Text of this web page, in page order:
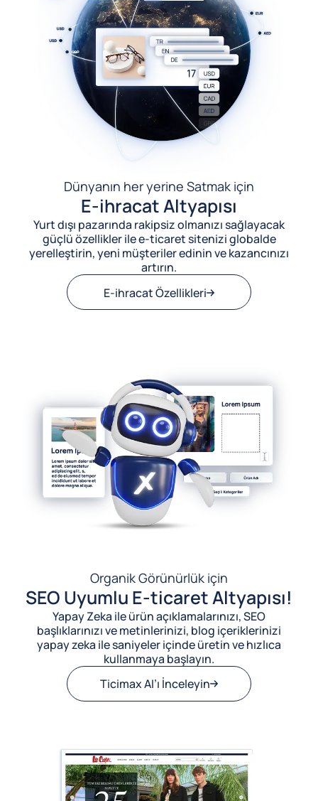
Dünyanın her yerine Satmak için
E-ihracat Altyapısı
Yurt dışı pazarında rakipsiz olmanızı sağlayacak
güçlü özellikler ile e-ticaret sitenizi globalde
yerelleştirin, yeni müşteriler edinin ve kazancınızı
artırın.
E-ihracat Özellikleri
Organik Görünürlük için
SEO Uyumlu E-ticaret Altyapısı!
Yapay Zeka ile ürün açıklamalarınızı, SEO
başlıklarınızı ve metinlerinizi, blog içeriklerinizi
yapay zeka ile saniyeler içinde üretin ve hızlıca
kullanmaya başlayın.
Ticimax AI’ı İnceleyin